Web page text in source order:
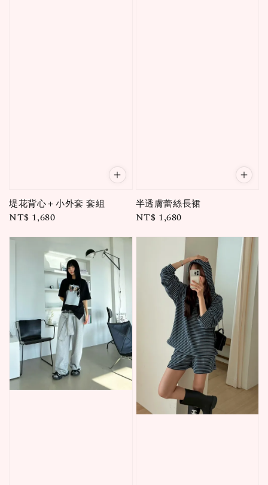
堤花背心＋小外套 套組
Regular
NT$ 1,680
半透膚蕾絲長裙
Regular
NT$ 1,680